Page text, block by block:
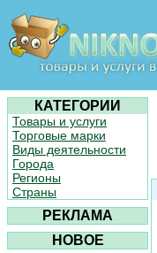
КАТЕГОРИИ
Товары и услуги
Торговые марки
Виды деятельности
Города
Регионы
Страны
РЕКЛАМА
НОВОЕ